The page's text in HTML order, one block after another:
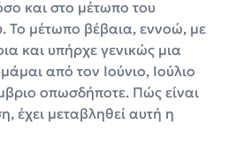
και στο μέτωπο του
Το μέτωπο βέβαια, εννοώ, με
και υπήρχε γενικώς μια
από τον Ιούνιο, Ιούλιο
οπωσδήποτε. Πώς είναι
έχει μεταβληθεί αυτή η